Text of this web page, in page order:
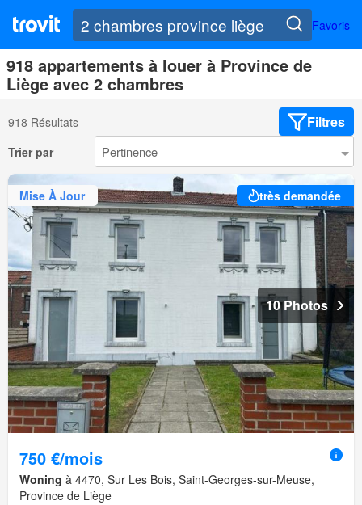
Favoris
918 appartements à louer à Province de
Liège avec 2 chambres
918 Résultats Filtres
Trier par
Mise À Jour très demandée
10 Photos
750 €/mois
Woning à 4470, Sur Les Bois, Saint-Georges-sur-Meuse,
Province de Liège